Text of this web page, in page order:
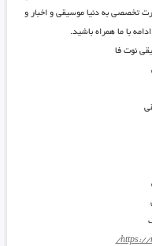
تخصصی به دنیا موسیقی و اخبار و
با ما همراه باشید.
نوت فا
https://